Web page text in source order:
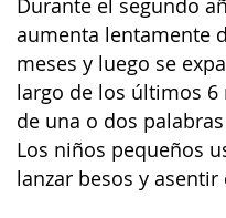
Durante el segundo
aumenta lentamente
meses y luego se
largo de los últimos 6
de una o dos
Los niños pequeños
lanzar besos y asentir